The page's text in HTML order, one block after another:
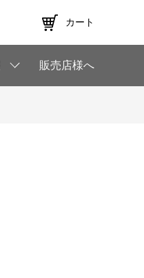
カート
販売店様へ